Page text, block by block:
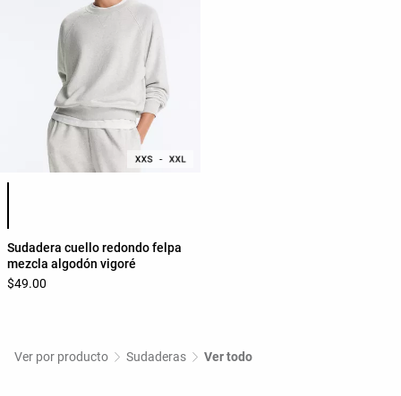
Lista de colores del producto
Sudadera cuello redondo felpa
mezcla algodón vigoré
$49.00
Ver por producto Sudaderas Ver todo